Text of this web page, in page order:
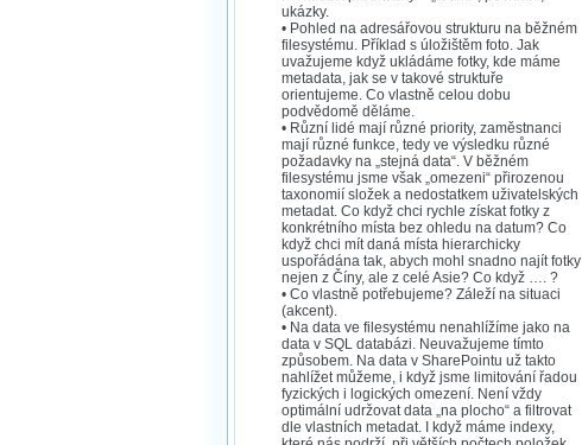
ukázky.
• Pohled na adresářovou strukturu na běžném
filesystému. Příklad s úložištěm foto. Jak
uvažujeme když ukládáme fotky, kde máme
metadata, jak se v takové struktuře
orientujeme. Co vlastně celou dobu
podvědomě děláme.
• Různí lidé mají různé priority, zaměstnanci
mají různé funkce, tedy ve výsledku různé
požadavky na „stejná data“. V běžném
filesystému jsme však „omezeni“ přirozenou
taxonomií složek a nedostatkem uživatelských
metadat. Co když chci rychle získat fotky z
konkrétního místa bez ohledu na datum? Co
když chci mít daná místa hierarchicky
uspořádána tak, abych mohl snadno najít fotky
nejen z Číny, ale z celé Asie? Co když …. ?
• Co vlastně potřebujeme? Záleží na situaci
(akcent).
• Na data ve filesystému nenahlížíme jako na
data v SQL databázi. Neuvažujeme tímto
způsobem. Na data v SharePointu už takto
nahlížet můžeme, i když jsme limitování řadou
fyzických i logických omezení. Není vždy
optimální udržovat data „na plocho“ a filtrovat
dle vlastních metadat. I když máme indexy,